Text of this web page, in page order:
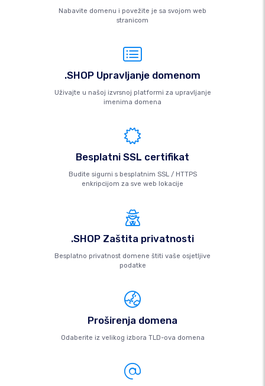
Nabavite domenu i povežite je sa svojom web
stranicom
.SHOP Upravljanje domenom
Uživajte u našoj izvrsnoj platformi za upravljanje
imenima domena
Besplatni SSL certifikat
Budite sigurni s besplatnim SSL / HTTPS
enkripcijom za sve web lokacije
.SHOP Zaštita privatnosti
Besplatno privatnost domene štiti vaše osjetljive
podatke
Proširenja domena
Odaberite iz velikog izbora TLD-ova domena